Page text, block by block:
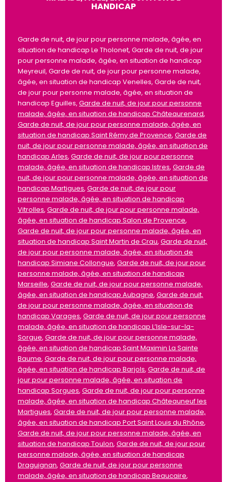
HANDICAP
Garde de nuit, de jour pour personne malade, âgée, en
situation de handicap Le Tholonet, Garde de nuit, de jour
pour personne malade, âgée, en situation de handicap
Meyreuil, Garde de nuit, de jour pour personne malade,
âgée, en situation de handicap Venelles, Garde de nuit,
de jour pour personne malade, âgée, en situation de
handicap Eguilles, Garde de nuit, de jour pour personne
malade, âgée, en situation de handicap Châteaurenard,
Garde de nuit, de jour pour personne malade, âgée, en
situation de handicap Saint Rémy de Provence, Garde de
nuit, de jour pour personne malade, âgée, en situation de
handicap Arles, Garde de nuit, de jour pour personne
malade, âgée, en situation de handicap Istres, Garde de
nuit, de jour pour personne malade, âgée, en situation de
handicap Martigues, Garde de nuit, de jour pour
personne malade, âgée, en situation de handicap
Vitrolles, Garde de nuit, de jour pour personne malade,
âgée, en situation de handicap Salon de Provence,
Garde de nuit, de jour pour personne malade, âgée, en
situation de handicap Saint Martin de Crau, Garde de nuit,
de jour pour personne malade, âgée, en situation de
handicap Simiane Collongue, Garde de nuit, de jour pour
personne malade, âgée, en situation de handicap
Marseille, Garde de nuit, de jour pour personne malade,
âgée, en situation de handicap Aubagne, Garde de nuit,
de jour pour personne malade, âgée, en situation de
handicap Varages, Garde de nuit, de jour pour personne
malade, âgée, en situation de handicap L’Isle-sur-la-
Sorgue, Garde de nuit, de jour pour personne malade,
âgée, en situation de handicap Saint Maximin La Sainte
Baume, Garde de nuit, de jour pour personne malade,
âgée, en situation de handicap Barjols, Garde de nuit, de
jour pour personne malade, âgée, en situation de
handicap Sorgues, Garde de nuit, de jour pour personne
malade, âgée, en situation de handicap Châteauneuf les
Martigues, Garde de nuit, de jour pour personne malade,
âgée, en situation de handicap Port Saint Louis du Rhône,
Garde de nuit, de jour pour personne malade, âgée, en
situation de handicap Toulon, Garde de nuit, de jour pour
personne malade, âgée, en situation de handicap
Draguignan, Garde de nuit, de jour pour personne
malade, âgée, en situation de handicap Beaucaire,